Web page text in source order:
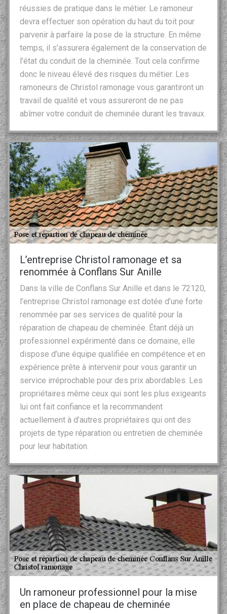
réussies de pratique dans le métier. Le ramoneur
devra effectuer son opération du haut du toit pour
parvenir à parfaire la pose de la structure. En même
temps, il s’assurera également de la conservation de
l’état du conduit de la cheminée. Tout cela confirme
donc le niveau élevé des risques du métier. Les
ramoneurs de Christol ramonage vous garantiront un
travail de qualité et vous assureront de ne pas
abîmer votre conduit de cheminée durant les travaux.
L’entreprise Christol ramonage et sa
renommée à Conflans Sur Anille
Dans la ville de Conflans Sur Anille et dans le 72120,
l’entreprise Christol ramonage est dotée d’une forte
renommée par ses services de qualité pour la
réparation de chapeau de cheminée. Étant déjà un
professionnel expérimenté dans ce domaine, elle
dispose d’une équipe qualifiée en compétence et en
expérience prête à intervenir pour vous garantir un
service irréprochable pour des prix abordables. Les
propriétaires même ceux qui sont les plus exigeants
lui ont fait confiance et la recommandent
actuellement à d’autres propriétaires qui ont des
projets de type réparation ou entretien de cheminée
pour leur habitation.
Un ramoneur professionnel pour la mise
en place de chapeau de cheminée